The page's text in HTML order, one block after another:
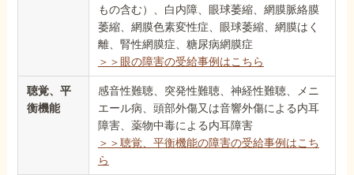
もの含む）、白内障、眼球萎縮、網膜脈絡膜
萎縮、網膜色素変性症、眼球萎縮、網膜はく
離、腎性網膜症、糖尿病網膜症
＞＞眼の障害の受給事例はこちら
聴覚、平
衡機能
感音性難聴、突発性難聴、神経性難聴、メニ
エール病、頭部外傷又は音響外傷による内耳
障害、薬物中毒による内耳障害
＞＞聴覚、平衡機能の障害の受給事例はこち
ら